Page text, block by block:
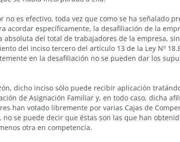
no es efectivo, toda vez que como se ha señalado
acordar específicamente, la desafiliación de la
absoluta del total de trabajadores de la empresa,
del inciso tercero del artículo 13 de la Ley Nº
en la desafiliación no se pueden dar los
dicho inciso sólo puede recibir aplicación
de Asignación Familiar y, en todo caso, dicha
han votado libremente por varias Cajas de
no se puede decir que éstas son las que han
otra en competencia.